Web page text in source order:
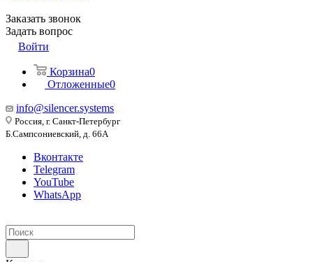
Заказать звонок
Задать вопрос
Войти
Корзина0
Отложенные0
info@silencer.systems
Россия, г. Санкт-Петербург
Б.Сампсониевский, д. 66А
Вконтакте
Telegram
YouTube
WhatsApp